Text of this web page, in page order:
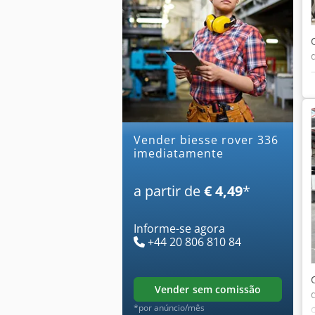
Vender biesse rover 336
imediatamente
a partir de€ 4,49*
Informe-se agora
+44 20 806 810 84
vender sem comissão
*por anúncio/mês